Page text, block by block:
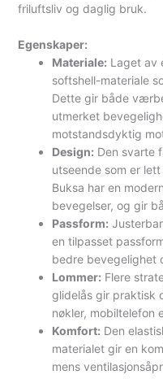
friluftsliv og daglig bruk.
Egenskaper:
Materiale: Laget av
softshell-materiale
Dette gir både
utmerket
motstandsdyktig
Design: Den svarte
utseende som er
Buksa har en
bevegelser, og gir
Passform:
en tilpasset
bedre bevegelighet
Lommer: Flere
glidelås gir praktisk
nøkler, mobiltelefon
Komfort: Den
materialet gir en
mens